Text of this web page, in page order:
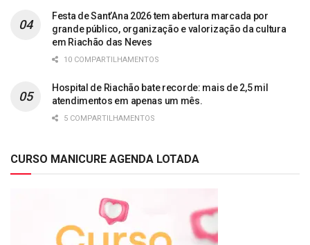
Festa de Sant’Ana 2026 tem abertura marcada por
grande público, organização e valorização da cultura
em Riachão das Neves
10 COMPARTILHAMENTOS
Hospital de Riachão bate recorde: mais de 2,5 mil
atendimentos em apenas um mês.
5 COMPARTILHAMENTOS
CURSO MANICURE AGENDA LOTADA